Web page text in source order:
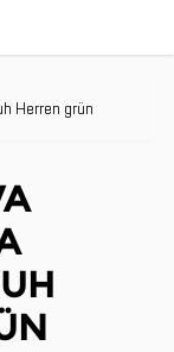
Herren grün